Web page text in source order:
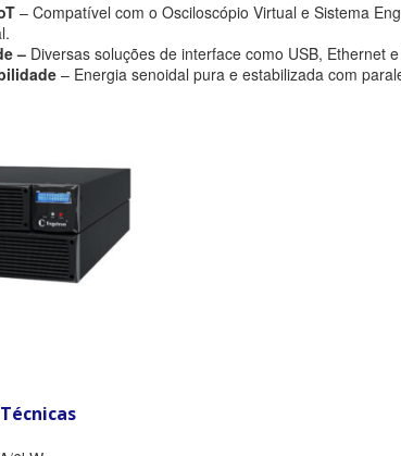
– Compatível com o Osciloscópio Virtual e Sistema
– Diversas soluções de interface como USB, Ethernet
– Energia senoidal pura e estabilizada com